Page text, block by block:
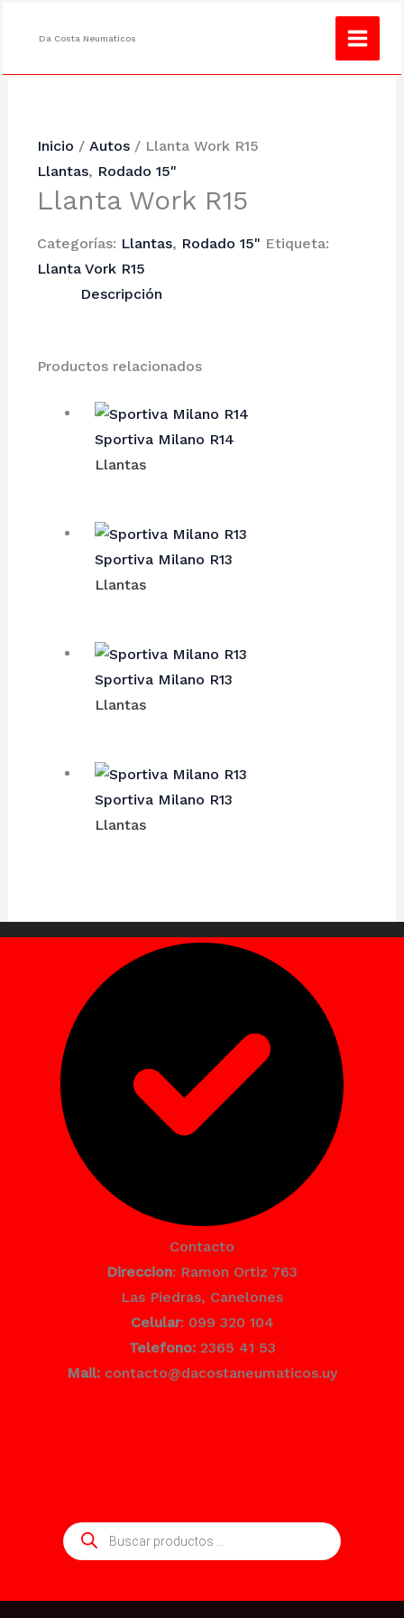
Da Costa Neumaticos
Inicio / Autos/ Llanta Work R15
Llantas, Rodado 15"
Llanta Work R15
Categorías: Llantas, Rodado 15" Etiqueta:
Llanta Vork R15
Descripción
Productos relacionados
Sportiva Milano R14
Llantas
Sportiva Milano R13
Llantas
Sportiva Milano R13
Llantas
Sportiva Milano R13
Llantas
Contacto
Direccion: Ramon Ortiz 763
Las Piedras, Canelones
Celular: 099 320 104
Telefono:2365 41 53
Mail: contacto@dacostaneumaticos.uy
Búsqueda
de
productos
Consulta